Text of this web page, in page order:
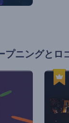
プニングとロ